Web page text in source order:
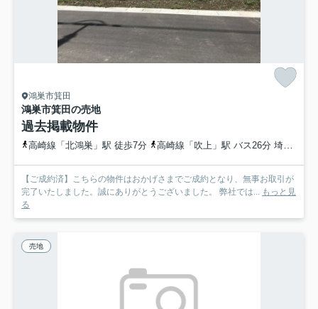
鴻巣市箕田
鴻巣市箕田の売地
過去掲載物件
高崎線「北鴻巣」駅 徒歩7分 高崎線「吹上」駅 バス26分 埼玉県鴻巣市「北鴻巣駅東口」 停歩9分
【ご成約済】こちらの物件はおかげさまでご成約となり、無事お取引が
完了いたしました。誠にありがとうございました。 弊社では...
もっと見
る
売地